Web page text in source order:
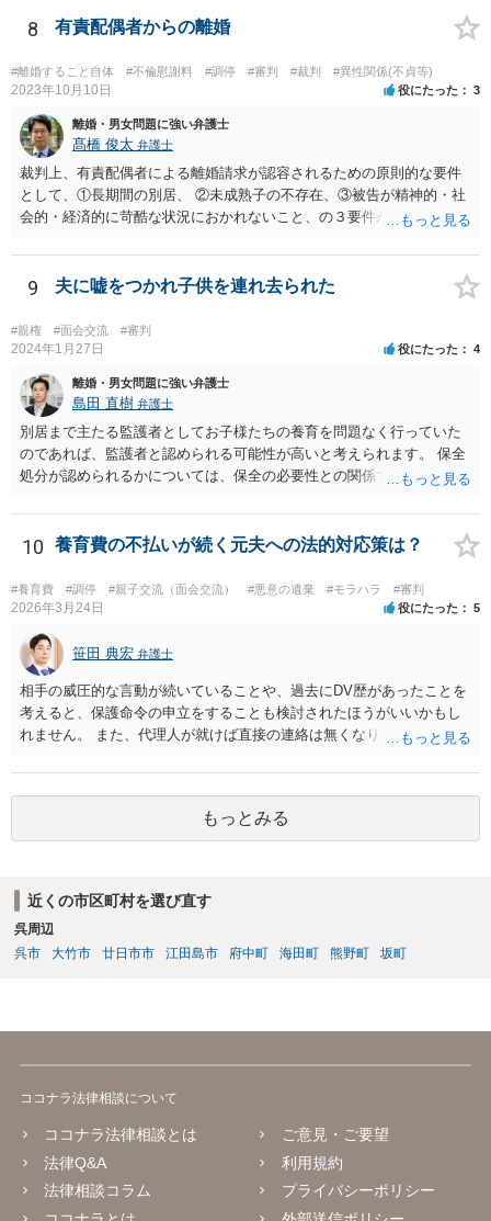
8 有責配偶者からの離婚
#離婚すること自体 #不倫慰謝料 #調停 #審判 #裁判 #異性関係(不貞等)
2023年10月10日 役にたった 3
離婚・男女問題に強い弁護士
髙橋 俊太 弁護士
裁判上、有責配偶者による離婚請求が認容されるための原則的な要件
として、①長期間の別居、 ②未成熟子の不存在、③被告が精神的・社
会的・経済的に苛酷な状況におかれないこと、の３要件が必要である
監護しており（②）、仮に離婚を認容すれば、専業主婦の貴方が経済
的に過酷な状況におかれる可能性がありますので（③）、現時点で
は、夫側の離婚請求は裁判では認められにくい状況であると考えられ
ます。 一方で、期間が経過して子が成人した場合（②）、別居期間は
すでに１０年超となり、婚姻期間の３分の１程度とはいえ相当程度の
長期別居となるので（①）、③の点がクリアされれば、夫側の離婚請
求が認容される余地はあります（専門的には、③は被告側から反論し
なければならないことです）。別居期間何年であれば要件①が常に充
たされるといった定式はなく、事案に応じて総合的に判断されるとこ
ろです。
9 夫に嘘をつかれ子供を連れ去られた
#親権 #面会交流 #審判
2024年1月27日 役にたった 4
離婚・男女問題に強い弁護士
島田 直樹 弁護士
別居まで主たる監護者としてお子様たちの養育を問題なく行っていた
のであれば、監護者と認められる可能性が高いと考えられます。 保全
処分が認められるかについては、保全の必要性との関係でなんともい
す。 精神的なご負担も大きいと思いますが、担当の弁護士とよく相談
しながら手続を進めてください。
10 養育費の不払いが続く元夫への法的対応策は？
#養育費 #調停 #親子交流（面会交流） #悪意の遺棄 #モラハラ #審判
2026年3月24日 役にたった 5
笹田 典宏 弁護士
相手の威圧的な言動が続いていることや、過去にDV歴があったことを
考えると、保護命令の申立をすることも検討されたほうがいいかもし
れません。 また、代理人が就けば直接の連絡は無くなりますので、ご
やりとりが相当ご心労になっていると見受けられますので、一度弁護
士や行政の相談窓口にご相談されることをお勧め致します。
もっとみる
近くの市区町村を選び直す
呉周辺
呉市
大竹市 廿日市市 江田島市 府中町 海田町 熊野町 坂町
ココナラ法律相談について
ココナラ法律相談とは
法律Q&A
法律相談コラム
ご意見・ご要望
利用規約
プライバシーポリシー